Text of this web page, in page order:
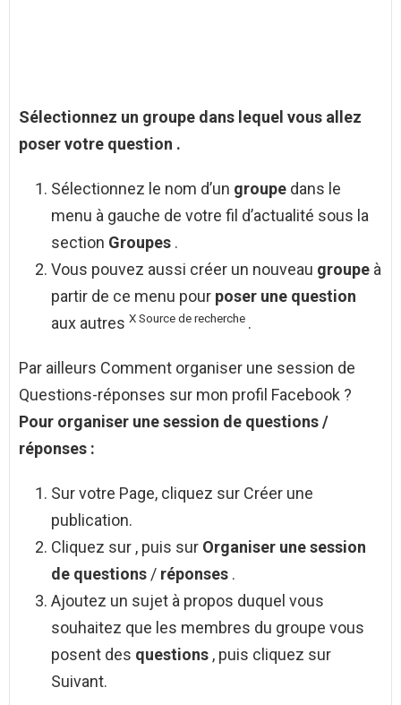
Sélectionnez un groupe dans lequel vous allez
poservotre question .
Sélectionnez le nom d’un groupe dans le
menu à gauche de votre fil d’actualité sous la
section Groupes .
Vous pouvez aussi créer un nouveau groupe à
partir de ce menu pour poser une question
aux autres XSourcederecherche .
Par ailleurs Comment organiser une session de
Questions-réponses sur mon profil Facebook ?
Pour organiser une session de questions/
réponses :
Sur votre Page, cliquez sur Créer une
publication.
Cliquez sur , puis sur Organiser une session
de questions / réponses .
Ajoutez un sujet à propos duquel vous
souhaitez que les membres du groupe vous
posent des questions , puis cliquez sur
Suivant.